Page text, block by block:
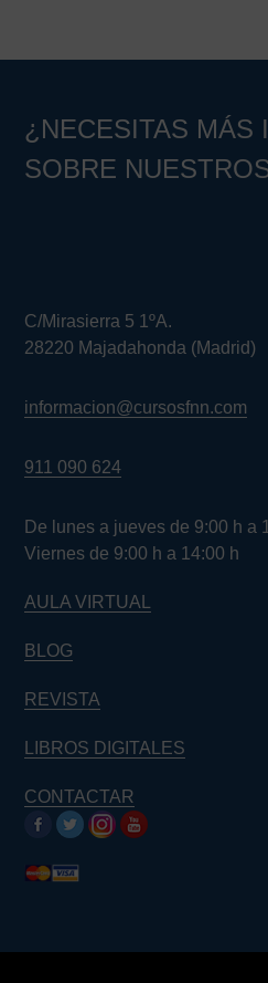
¿NECESITAS MÁS
SOBRE
C/Mirasierra 5 1ºA.
28220 Majadahonda (Madrid)
informacion@cursosfnn.com
911 090 624
De lunes a jueves de 9:00 h a
Viernes de 9:00 h a 14:00 h
AULA VIRTUAL
BLOG
REVISTA
LIBROS DIGITALES
CONTACTAR